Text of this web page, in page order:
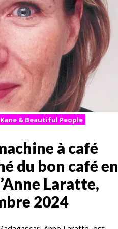
& Beautiful People
à café
du bon café en
Laratte,
2024